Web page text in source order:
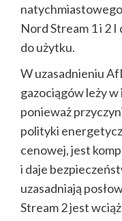
Nord Stream 1 i 2
do użytku.
W uzasadnieniu
gazociągów leży
ponieważ
polityki
cenowej, jest
i daje
uzasadniają
Stream 2 jest